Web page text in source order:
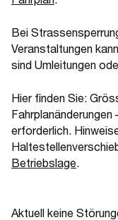
Bei
Veranstaltungen
sind Umleitungen
Hier finden Sie:
erforderlich.
Betriebslage.
Aktuell keine